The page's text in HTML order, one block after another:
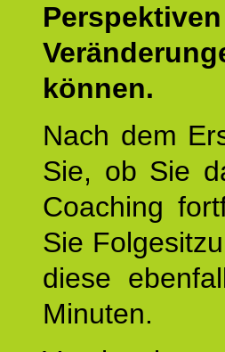
können.
Nach dem
Sie, ob Sie
Coaching
Sie
diese
Minuten.